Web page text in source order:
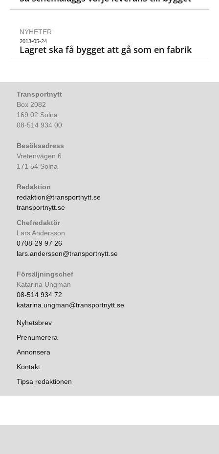
NYHETER
2013-05-24
Lagret ska få bygget att gå som en fabrik
Transportnytt
Box 2082
169 02 Solna
08-514 934 00
Besöksadress
Vretenvägen 6
171 54 Solna
Redaktion
redaktion@transportnytt.se
transportnytt.se
Chefredaktör
Lars Andersson
0708-29 97 26
lars.andersson@transportnytt.se
Försäljningschef
Katarina Ungman
08-514 934 72
katarina.ungman@transportnytt.se
Nyhetsbrev
Prenumerera
Annonsera
Kontakt
Tipsa redaktionen